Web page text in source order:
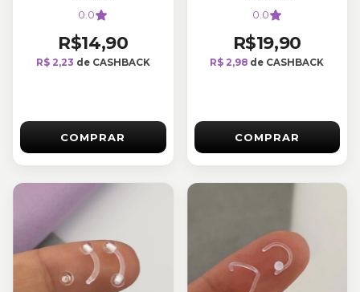
0.0
R$14,90
R$ 2,23 de CASHBACK
COMPRAR
0.0
R$19,90
R$ 2,98 de CASHBACK
COMPRAR